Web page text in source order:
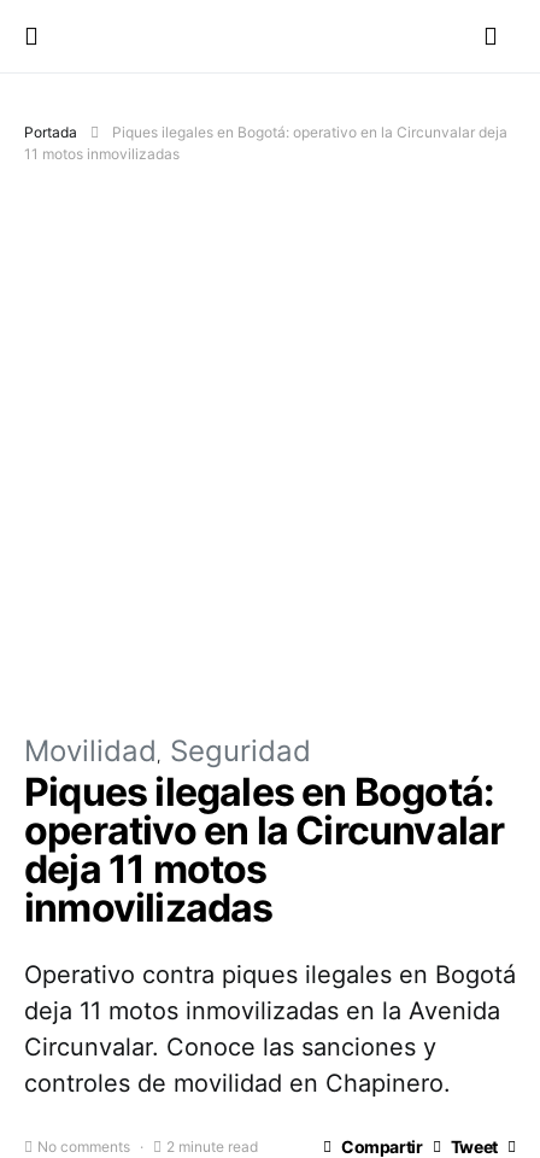
Portada
Piques ilegales en Bogotá: operativo en la Circunvalar deja
11 motos inmovilizadas
Movilidad Seguridad
Piques ilegales en Bogotá:
operativo en la Circunvalar
deja 11 motos
inmovilizadas
Operativo contra piques ilegales en Bogotá
deja 11 motos inmovilizadas en la Avenida
Circunvalar. Conoce las sanciones y
controles de movilidad en Chapinero.
No comments 2 minute read Compartir Tweet